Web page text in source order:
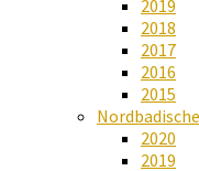
2019
2018
2017
2016
2015
2020
2019